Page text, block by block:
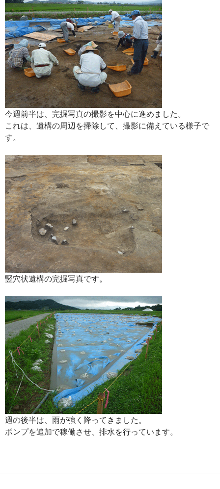
今週前半は、完掘写真の撮影を中心に進めました。
これは、遺構の周辺を掃除して、撮影に備えている様子で
す。
竪穴状遺構の完掘写真です。
週の後半は、雨が強く降ってきました。
ポンプを追加で稼働させ、排水を行っています。